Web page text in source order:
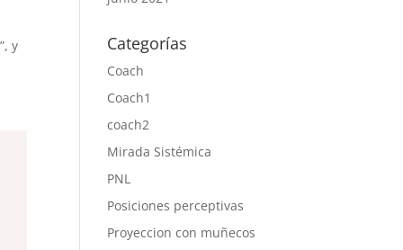
y
Categorías
Coach
Coach1
coach2
Mirada Sistémica
PNL
Posiciones perceptivas
Proyeccion con muñecos